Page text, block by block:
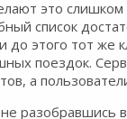
это
список
до этого тот же
поездок.
а
разобравшись